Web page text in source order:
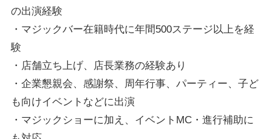
の出演経験
・マジックバー在籍時代に年間500ステージ以上を経
験
・店舗立ち上げ、店長業務の経験あり
・企業懇親会、感謝祭、周年行事、パーティー、子ど
も向けイベントなどに出演
・マジックショーに加え、イベントMC・進行補助に